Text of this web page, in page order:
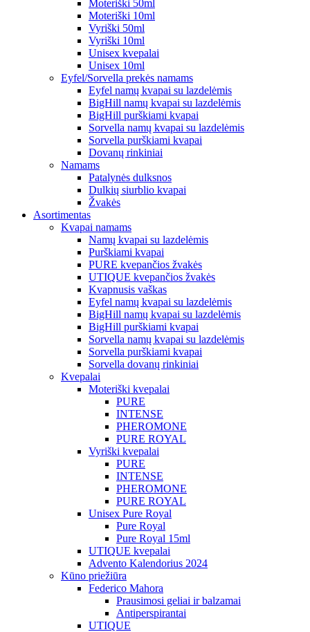
Moteriški 50ml
Moteriški 10ml
Vyriški 50ml
Vyriški 10ml
Unisex kvepalai
Unisex 10ml
Eyfel/Sorvella prekės namams
Eyfel namų kvapai su lazdelėmis
BigHill namų kvapai su lazdelėmis
BigHill purškiami kvapai
Sorvella namų kvapai su lazdelėmis
Sorvella purškiami kvapai
Dovanų rinkiniai
Namams
Patalynės dulksnos
Dulkių siurblio kvapai
Žvakės
Asortimentas
Kvapai namams
Namų kvapai su lazdelėmis
Purškiami kvapai
PURE kvepančios žvakės
UTIQUE kvepančios žvakės
Kvapnusis vaškas
Eyfel namų kvapai su lazdelėmis
BigHill namų kvapai su lazdelėmis
BigHill purškiami kvapai
Sorvella namų kvapai su lazdelėmis
Sorvella purškiami kvapai
Sorvella dovanų rinkiniai
Kvepalai
Moteriški kvepalai
PURE
INTENSE
PHEROMONE
PURE ROYAL
Vyriški kvepalai
PURE
INTENSE
PHEROMONE
PURE ROYAL
Unisex Pure Royal
Pure Royal
Pure Royal 15ml
UTIQUE kvepalai
Advento Kalendorius 2024
Kūno priežiūra
Federico Mahora
Prausimosi geliai ir balzamai
Antiperspirantai
UTIQUE